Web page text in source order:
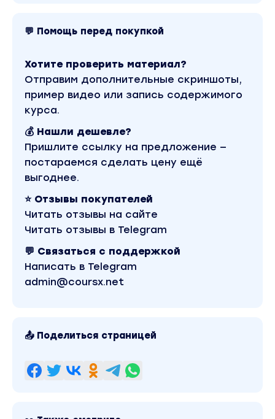
Закваске. Курс выпечки на закваске для
за 500 рублей. Обучающий курс входит в рубрику
«Кулинария». Другие материалы автора «Антон
и Наталья Корнышовы» можно найти через
поиск по сайту.
💬 Помощь перед покупкой
Хотите проверить материал?
Отправим дополнительные скриншоты,
пример видео или запись содержимого
курса.
💰 Нашли дешевле?
Пришлите ссылку на предложение —
постараемся сделать цену ещё
выгоднее.
⭐ Отзывы покупателей
Читать отзывы на сайте
Читать отзывы в Telegram
💬 Связаться с поддержкой
Написать в Telegram
admin@coursx.net
📤 Поделиться страницей